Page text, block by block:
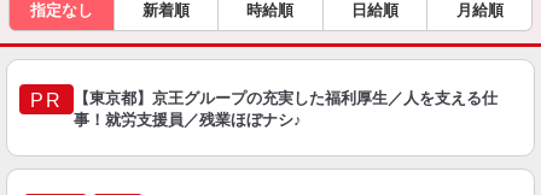
指定なし 新着順 時給順 日給順 月給順
PR
【東京都】京王グループの充実した福利厚生／人を支える仕
事！就労支援員／残業ほぼナシ♪